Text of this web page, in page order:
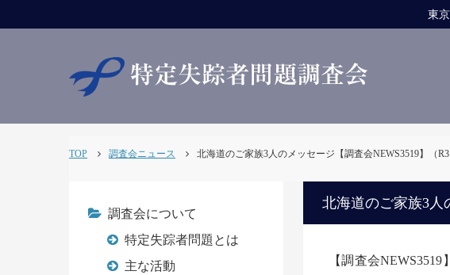
東
TOP 調査会ニュース 北海道のご家族3人のメッセージ【調査会NEWS3519】（
北海道のご家族3人
【調査会
調査会について
特定失踪者問題とは
主な活動